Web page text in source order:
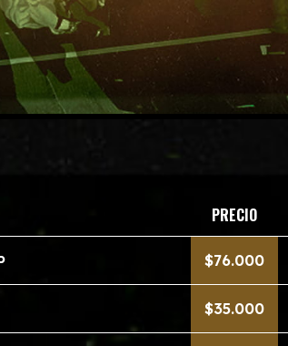
PRECIO
$76.000
$35.000